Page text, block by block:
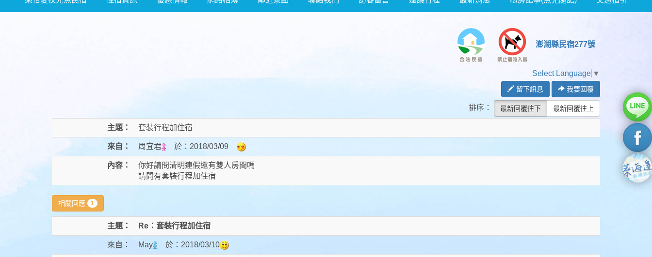
澎湖縣民宿277號
Select Language ▼
留下訊息 我要回覆
排序： 最新回覆往下 最新回覆往上
主題： 套裝行程加住宿
來自： 周宜君 於： 2018/03/09
內容：
你好請問清明連假還有雙人房間嗎
請問有套裝行程加住宿
相關回應 1
主題： Re：套裝行程加住宿
來自： May 於： 2018/03/10